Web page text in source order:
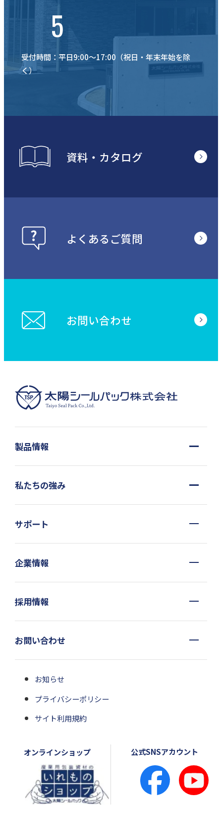
5
受付時間：平日9:00〜17:00（祝日・年末年始を除
く）
資料・カタログ
よくあるご質問
お問い合わせ
オンラインショップ 公式SNSアカウント
製品情報
私たちの強み
サポート
企業情報
採用情報
お問い合わせ
お知らせ
プライバシーポリシー
サイト利用規約